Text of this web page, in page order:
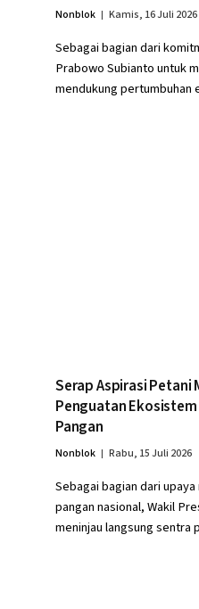
Nonblok Kamis, 16 Juli 2026
Sebagai bagian dari
Prabowo Subianto untuk
mendukung
Serap Aspirasi Petani
Penguatan
Pangan
Nonblok Rabu, 15 Juli 2026
Sebagai bagian dari
pangan nasional, Wakil
meninjau langsung